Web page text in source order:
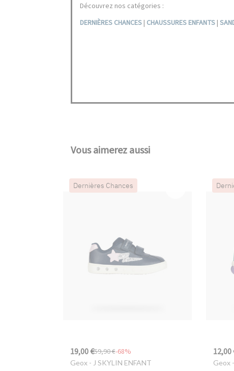
Découvrez nos catégories :
DERNIÈRES CHANCES | CHAUSSURES ENFANTS |
Vous aimerez aussi
Dernières Chances
19,00 €59,90 €-68%
Geox- J SKYLIN ENFANT
12,00
Geox-